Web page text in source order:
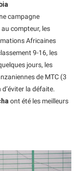
campagne
compteur, les
Africaines
9-16, les
jours, les
de MTC (3
la défaite.
ont été les meilleurs